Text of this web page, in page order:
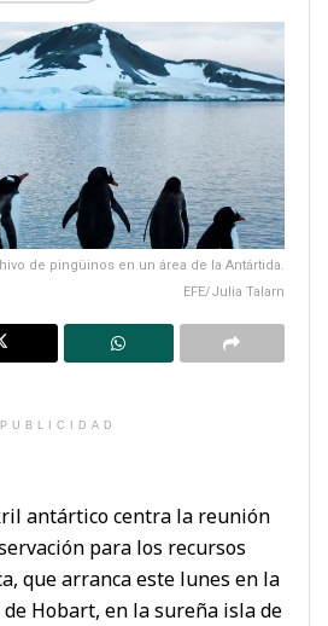
de pingüinos en un área de la Antártida.
EFE/Julia Talarn
PUBLICIDAD
antártico centra la reunión
para los recursos
que arranca este lunes en la
Hobart, en la sureña isla de